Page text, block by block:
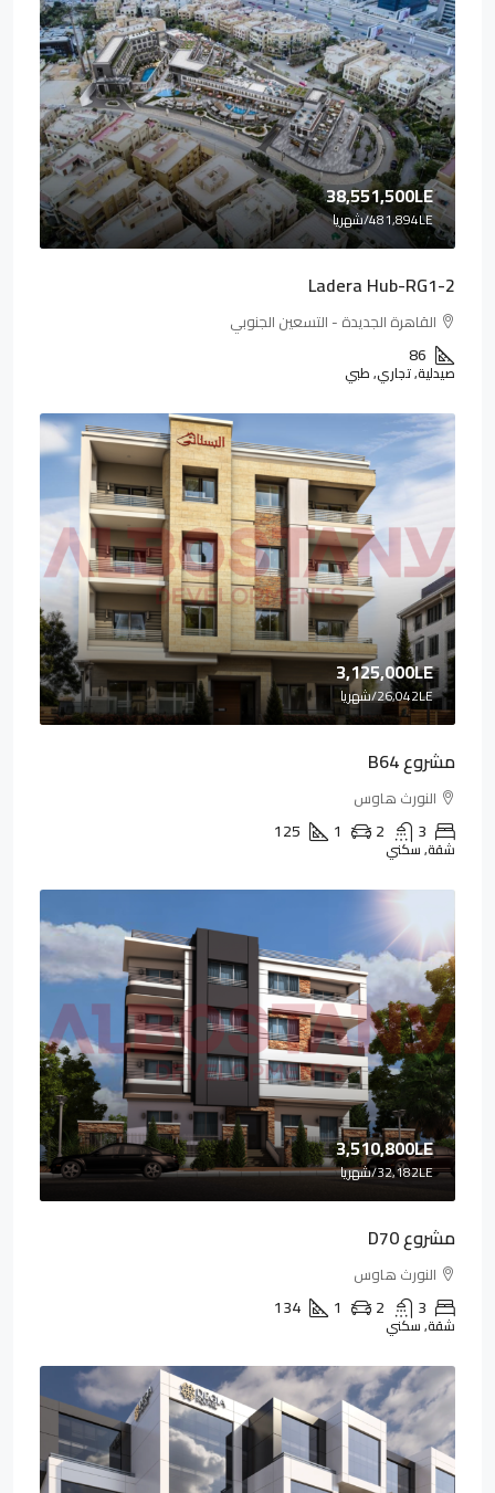
38,551,500LE
481,894LE/شهريا
Ladera Hub-RG1-2
القاهرة الجديدة - التسعين الجنوبي
86
صيدلية, تجاري, طبي
3,125,000LE
26,042LE/شهريا
مشروع B64
النورث هاوس
3
2
1
125
شقة, سكني
3,510,800LE
32,182LE/شهريا
مشروع D70
النورث هاوس
3
2
1
134
شقة, سكني